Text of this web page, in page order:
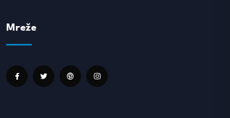
Mreže